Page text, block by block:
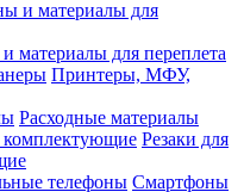
материалы для переплета
Принтеры, МФУ,
Расходные материалы
Резаки для
Смартфоны